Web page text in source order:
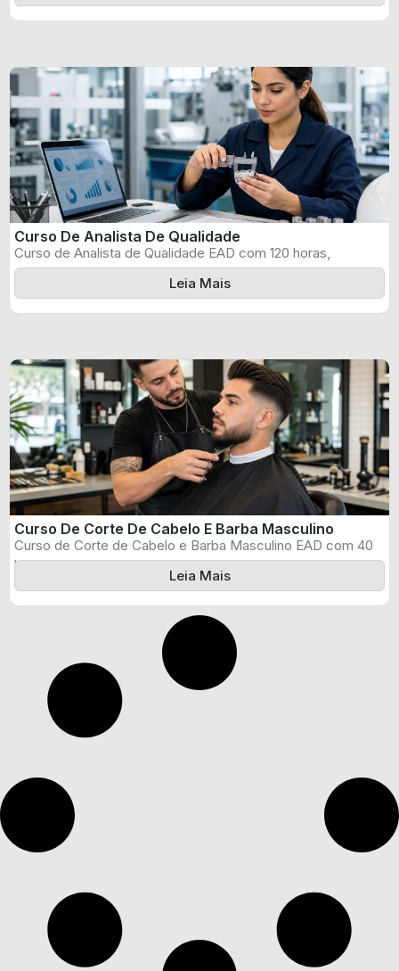
Curso De Analista De Qualidade
Curso de Analista de Qualidade EAD com 120 horas,
certificado informado pelo produtor ...
Leia Mais
Curso De Corte De Cabelo E Barba Masculino
Curso de Corte de Cabelo e Barba Masculino EAD com 40
horas, certificado ...
Leia Mais